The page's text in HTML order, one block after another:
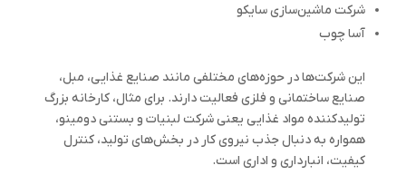
شرکت ماشین‌سازی سایکو
آسا چوب
این شرکت‌ها در حوزه‌های مختلفی مانند صنایع غذایی، مبل،
صنایع ساختمانی و فلزی فعالیت دارند. برای مثال، کارخانه‌ بزرگ
تولیدکننده مواد غذایی یعنی شرکت لبنیات و بستنی دومینو،
همواره به دنبال جذب نیروی کار در بخش‌های تولید، کنترل
کیفیت، انبارداری و اداری است.